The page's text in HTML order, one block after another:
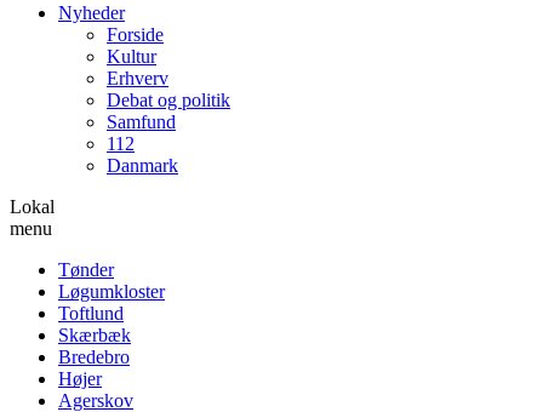
Nyheder
Forside
Kultur
Erhverv
Debat og politik
Samfund
112
Danmark
Lokal
menu
Tønder
Løgumkloster
Toftlund
Skærbæk
Bredebro
Højer
Agerskov